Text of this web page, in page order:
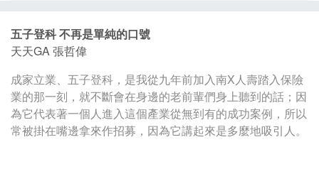
五子登科 不再是單純的口號
天天GA 張哲偉
成家立業、五子登科，是我從九年前加入南X人壽踏入保險
業的那一刻，就不斷會在身邊的老前輩們身上聽到的話；因
為它代表著一個人進入這個產業從無到有的成功案例，所以
常被掛在嘴邊拿來作招募，因為它講起來是多麼地吸引人。